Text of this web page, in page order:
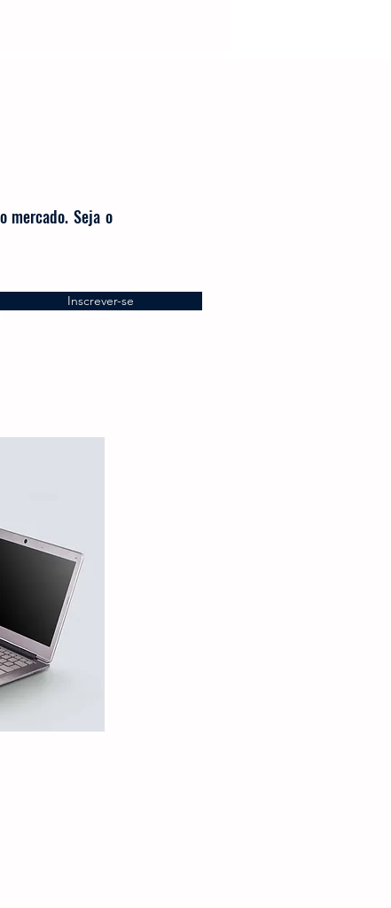
mercado. Seja o
Inscrever-se